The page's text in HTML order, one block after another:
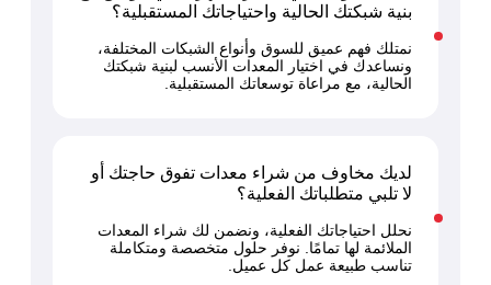
بنية شبكتك الحالية واحتياجاتك المستقبلية؟
نمتلك فهم عميق للسوق وأنواع الشبكات المختلفة،
ونساعدك في اختيار المعدات الأنسب لبنية شبكتك
الحالية، مع مراعاة توسعاتك المستقبلية.
لديك مخاوف من شراء معدات تفوق حاجتك أو
لا تلبي متطلباتك الفعلية؟
نحلل احتياجاتك الفعلية، ونضمن لك شراء المعدات
الملائمة لها تمامًا. نوفر حلول متخصصة ومتكاملة
تناسب طبيعة عمل كل عميل.